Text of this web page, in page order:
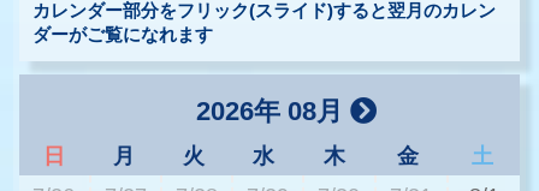
カレンダー部分をフリック(スライド)すると翌月のカレン
ダーがご覧になれます
2026年 08月
日 月 火 水 木 金
土